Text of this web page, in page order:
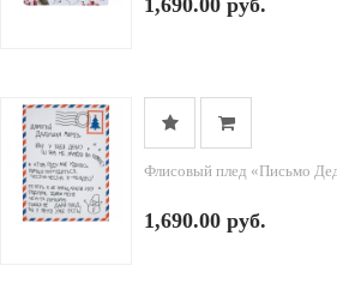
1,690.00 руб.
Флисовый плед «Письмо
1,690.00 руб.